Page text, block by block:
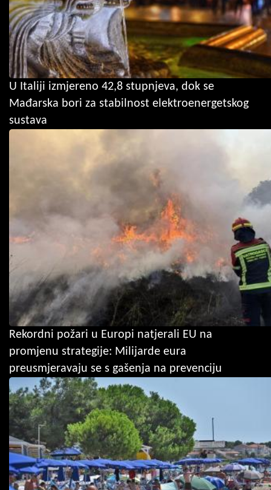
U Italiji izmjereno 42,8 stupnjeva, dok se
Mađarska bori za stabilnost elektroenergetskog
sustava
Rekordni požari u Europi natjerali EU na
promjenu strategije: Milijarde eura
preusmjeravaju se s gašenja na prevenciju